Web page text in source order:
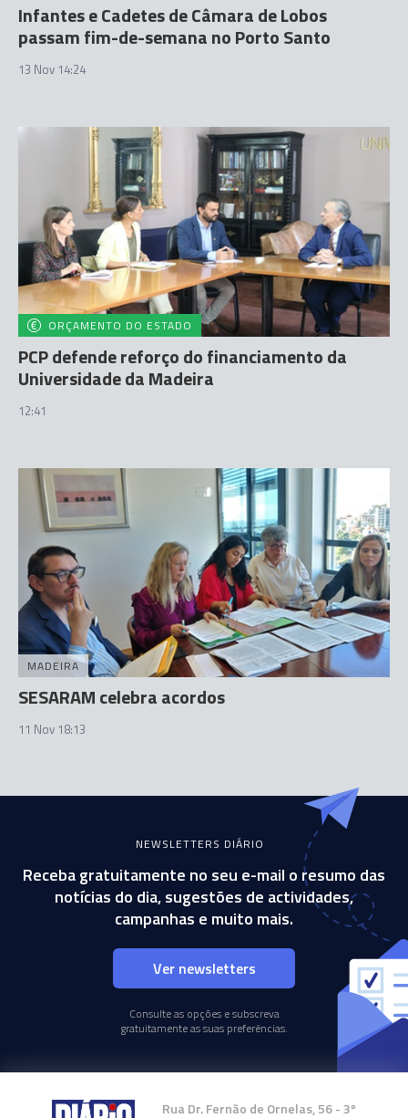
Infantes e Cadetes de Câmara de Lobos
passam fim-de-semana no Porto Santo
13 Nov 14:24
ORÇAMENTO DO ESTADO
PCP defende reforço do financiamento da
Universidade da Madeira
12:41
MADEIRA
SESARAM celebra acordos
11 Nov 18:13
NEWSLETTERS DIÁRIO
Receba gratuitamente no seu e-mail o resumo das
notícias do dia, sugestões de actividades,
campanhas e muito mais.
Ver newsletters
Consulte as opções e subscreva
gratuitamente as suas preferências.
Rua Dr. Fernão de Ornelas, 56 - 3º